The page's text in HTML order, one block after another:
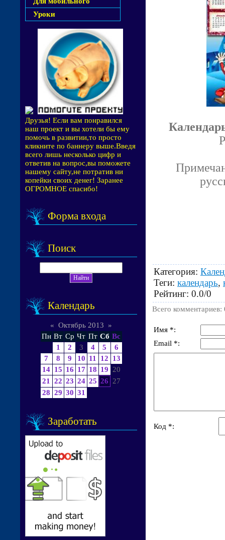
Уроки
Друзья! Если вам понравился
наш проект и вы хотели бы ему
помочь в развитии,то просто
кликните по баннеру выше.Введя
всего лишь несколько цифр и
ответив на вопрос,вы поможете
нашему сайту,не потратив ни
копейки своих денег! Заранее
ОГРОМНОЕ спасибо!
Форма входа
Поиск
Календарь
« Октябрь 2013
»
Пн Вт Ср Чт Пт Сб Вс
1
2 3 4 5
6
7
8 9 10 11 12
13
14 15 16 17 18 19
20
21
22 23 24 25 26
27
28 29 30 31
Заработать
Категория:
Теги: календарь,
Рейтинг: 0.0/0
Всего комментариев:
Имя *:
Email *:
Код *: